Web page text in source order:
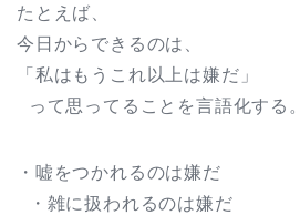
たとえば、
今日からできるのは、
「私はもうこれ以上は嫌だ」
って思ってることを言語化する。
・嘘をつかれるのは嫌だ
・雑に扱われるのは嫌だ